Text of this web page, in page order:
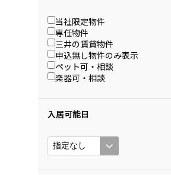
当社限定物件
専任物件
三井の賃貸物件
申込無し物件のみ表示
ペット可・相談
楽器可・相談
入居可能日